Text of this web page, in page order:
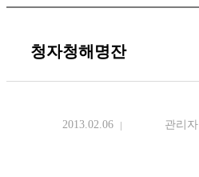
청자청해명잔
2013.02.06 관리자